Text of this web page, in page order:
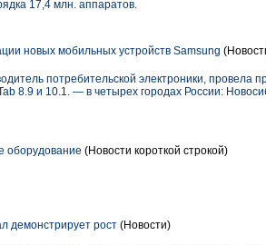
17,4 млн. аппаратов.
новых мобильных устройств Samsung
потребительской электроники, провела
8.9 и 10.1. — в четырех городах России:
оборудование (Новости короткой строкой)
демонстрирует рост (Новости)